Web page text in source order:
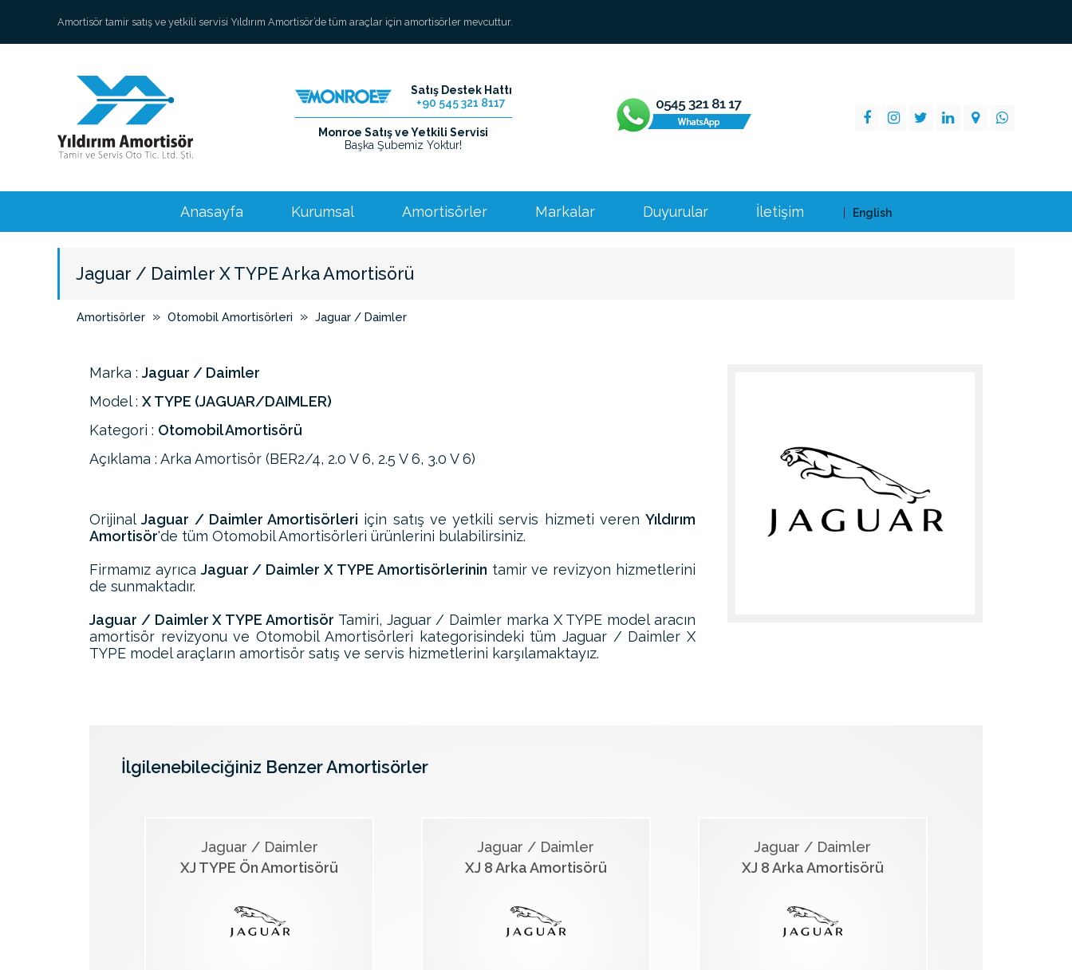
Amortisör tamir satış ve yetkili servisi Yıldırım Amortisör’de tüm araçlar için amortisörler mevcuttur.
Satış Destek Hattı
+90 545 321 8117
Monroe Satış ve Yetkili Servisi
Başka Şubemiz Yoktur!
Anasayfa Kurumsal Amortisörler Markalar Duyurular İletişim English
Jaguar / Daimler X TYPE Arka Amortisörü
Amortisörler » Otomobil Amortisörleri » Jaguar / Daimler
Marka : Jaguar / Daimler
Model : X TYPE (JAGUAR/DAIMLER)
Kategori : Otomobil Amortisörü
Açıklama : Arka Amortisör (BER2/4, 2.0 V 6, 2.5 V 6, 3.0 V 6)
OrijinalJaguar / Daimler Amortisörleri için satış ve yetkili servis hizmeti veren Yıldırım
Amortisör'de tüm Otomobil Amortisörleri ürünlerini bulabilirsiniz.
Firmamız ayrıca Jaguar / Daimler X TYPE Amortisörlerinin tamir ve revizyon hizmetlerini
de sunmaktadır.
Jaguar / Daimler X TYPE Amortisör Tamiri, Jaguar / Daimler marka X TYPE model aracın
amortisör revizyonu ve Otomobil Amortisörleri kategorisindeki tüm Jaguar / Daimler X
TYPE model araçların amortisör satış ve servis hizmetlerini karşılamaktayız.
İlgilenebileciğiniz Benzer Amortisörler
Jaguar / Daimler
XJ TYPE Ön Amortisörü
Jaguar / Daimler
XJ 8 Arka Amortisörü
Jaguar / Daimler
XJ 8 Arka Amortisörü